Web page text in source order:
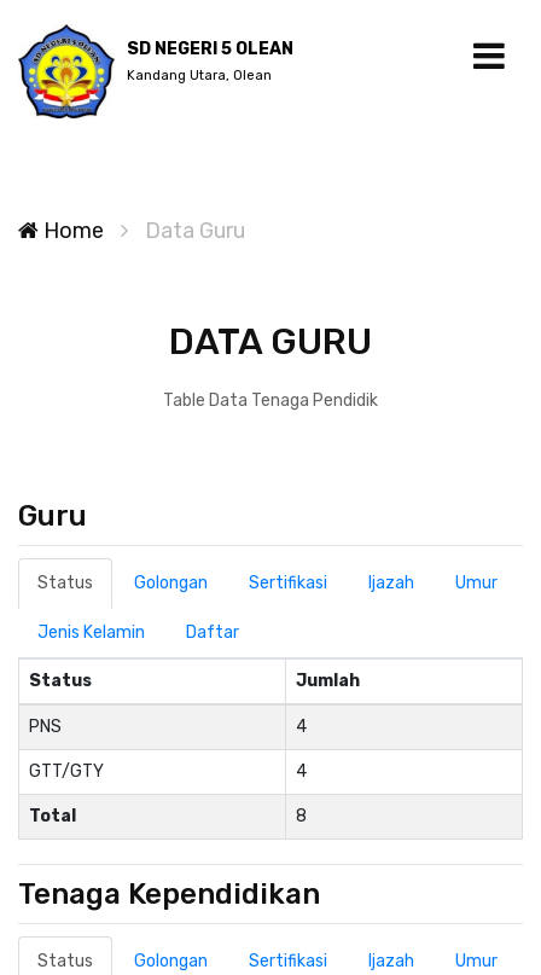
SD NEGERI 5 OLEAN
Kandang Utara, Olean
Home Data Guru
DATA GURU
Table Data Tenaga Pendidik
Guru
Status Golongan Sertifikasi Ijazah Umur
Jenis Kelamin Daftar
Status Jumlah
PNS 4
GTT/GTY 4
Total 8
Tenaga Kependidikan
Status Golongan Sertifikasi Ijazah Umur